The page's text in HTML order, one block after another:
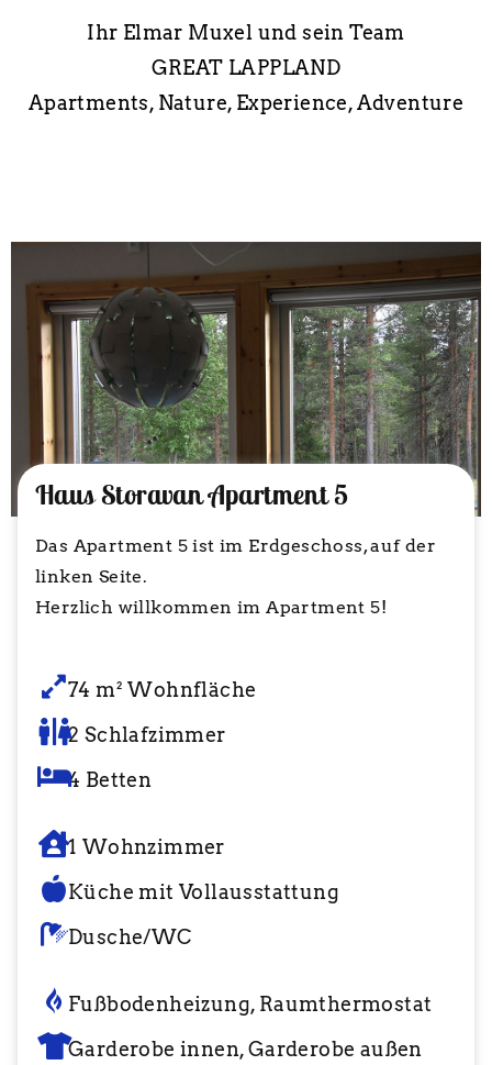
Ihr Elmar Muxel und sein Team
GREAT LAPPLAND
Apartments, Nature, Experience, Adventure
Haus Storavan Apartment 5
Das Apartment 5 ist im Erdgeschoss, auf der
linken Seite.
Herzlich willkommen im Apartment 5!
74 m² Wohnfläche
2 Schlafzimmer
4 Betten
1 Wohnzimmer
Küche mit Vollausstattung
Dusche/WC
Fußbodenheizung, Raumthermostat
Garderobe innen, Garderobe außen